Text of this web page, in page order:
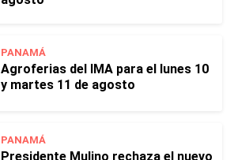
PANAMÁ
Agroferias del IMA para el lunes 10
y martes 11 de agosto
PANAMÁ
Presidente Mulino rechaza el nuevo